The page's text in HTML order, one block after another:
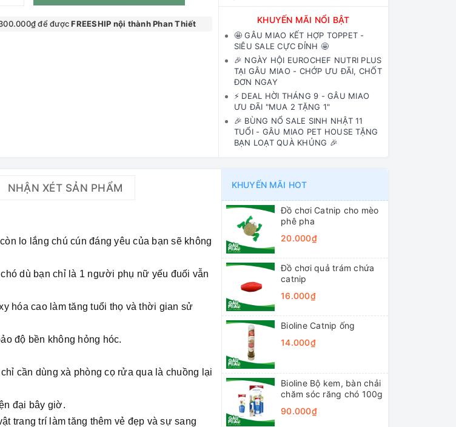
để đượcFREESHIP nội thành Phan Thiết KHUYẾN MÃI NỔI BẬT
🤩 GÂU MIAO KẾT HỢP TOPPET -
SIÊU SALE CỰC ĐỈNH 🤩
🎉 NGÀY HỘI EUROCHEF NUTRI PLUS
TẠI GÂU MIAO - CHỚP ƯU ĐÃI, CHỐT
ĐƠN NGAY
⚡️ DEAL HỜI THÁNG 9 - GÂU MIAO
ƯU ĐÃI "MUA 2 TẶNG 1"
🎉 BÙNG NỔ SALE SINH NHẬT 11
TUỔI - GÂU MIAO PET HOUSE TẶNG
BẠN LOẠT QUÀ KHỦNG 🎉
NHẬN XÉT SẢN PHẨM
lo lắng chú cún đáng yêu của bạn sẽ không
dù bạn chỉ là 1 người phụ nữ yếu đuối vẫn
hóa cao làm tăng tuổi thọ và thời gian sử
độ bền không hỏng hóc.
cần dùng xà phòng cọ rửa qua là chuồng lại
đại bây giờ.
trang trí làm tăng thêm vẻ đẹp và sự sang
KHUYẾN MÃI HOT
Đồ chơi Catnip cho mèo
phê pha
20.000₫
Đồ chơi quả trám chứa
catnip
16.000₫
Bioline Catnip ống
14.000₫
Bioline Bộ kem, bàn chải
chăm sóc răng chó 100g
90.000₫